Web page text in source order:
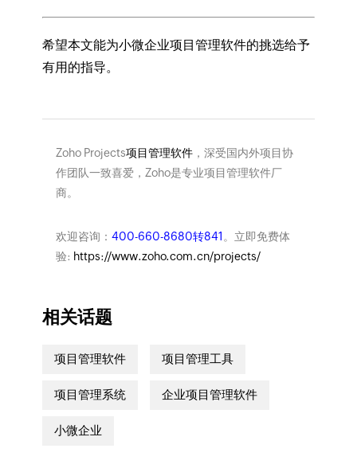
希望本文能为小微企业项目管理软件的挑选给予
有用的指导。
Zoho Projects项目管理软件，深受国内外项目协
作团队一致喜爱，Zoho是专业项目管理软件厂
商。
欢迎咨询： 400-660-8680转841 。立即免费体
验: https://www.zoho.com.cn/projects/
相关话题
项目管理软件 项目管理工具
项目管理系统 企业项目管理软件
小微企业